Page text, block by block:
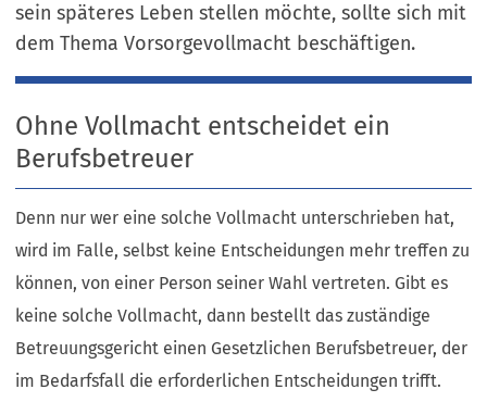
sein späteres Leben stellen möchte, sollte sich mit
dem Thema Vorsorgevollmacht beschäftigen.
Ohne Vollmacht entscheidet ein
Berufsbetreuer
Denn nur wer eine solche Vollmacht unterschrieben hat,
wird im Falle, selbst keine Entscheidungen mehr treffen zu
können, von einer Person seiner Wahl vertreten. Gibt es
keine solche Vollmacht, dann bestellt das zuständige
Betreuungsgericht einen Gesetzlichen Berufsbetreuer, der
im Bedarfsfall die erforderlichen Entscheidungen trifft.